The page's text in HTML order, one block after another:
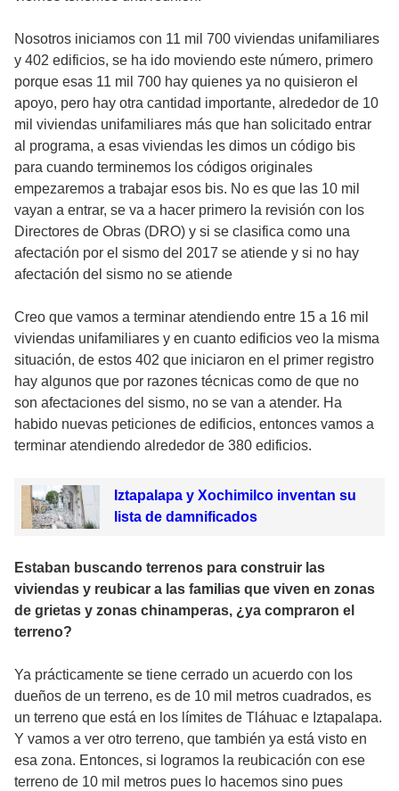
Nosotros iniciamos con 11 mil 700 viviendas unifamiliares
y 402 edificios, se ha ido moviendo este número, primero
porque esas 11 mil 700 hay quienes ya no quisieron el
apoyo, pero hay otra cantidad importante, alrededor de 10
mil viviendas unifamiliares más que han solicitado entrar
al programa, a esas viviendas les dimos un código bis
para cuando terminemos los códigos originales
empezaremos a trabajar esos bis. No es que las 10 mil
vayan a entrar, se va a hacer primero la revisión con los
Directores de Obras (DRO) y si se clasifica como una
afectación por el sismo del 2017 se atiende y si no hay
afectación del sismo no se atiende
Creo que vamos a terminar atendiendo entre 15 a 16 mil
viviendas unifamiliares y en cuanto edificios veo la misma
situación, de estos 402 que iniciaron en el primer registro
hay algunos que por razones técnicas como de que no
son afectaciones del sismo, no se van a atender. Ha
habido nuevas peticiones de edificios, entonces vamos a
terminar atendiendo alrededor de 380 edificios.
Iztapalapa y Xochimilco inventan su
lista de damnificados
Estaban buscando terrenos para construir las
viviendas y reubicar a las familias que viven en zonas
de grietas y zonas chinamperas, ¿ya compraron el
terreno?
Ya prácticamente se tiene cerrado un acuerdo con los
dueños de un terreno, es de 10 mil metros cuadrados, es
un terreno que está en los límites de Tláhuac e Iztapalapa.
Y vamos a ver otro terreno, que también ya está visto en
esa zona. Entonces, si logramos la reubicación con ese
terreno de 10 mil metros pues lo hacemos sino pues